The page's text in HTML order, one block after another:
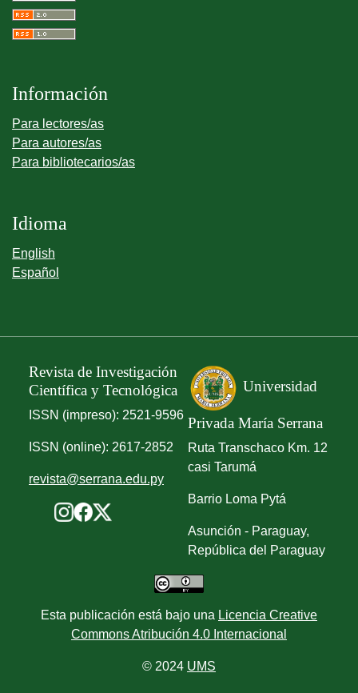
Información
Para lectores/as
Para autores/as
Para bibliotecarios/as
Idioma
English
Español
Revista de Investigación
Científica y Tecnológica
ISSN (impreso): 2521-9596
ISSN (online): 2617-2852
revista@serrana.edu.py
Universidad
Privada María Serrana
Ruta Transchaco Km. 12
casi Tarumá
Barrio Loma Pytá
Asunción - Paraguay,
República del Paraguay
Esta publicación está bajo una Licencia Creative
Commons Atribución 4.0 Internacional
© 2024 UMS